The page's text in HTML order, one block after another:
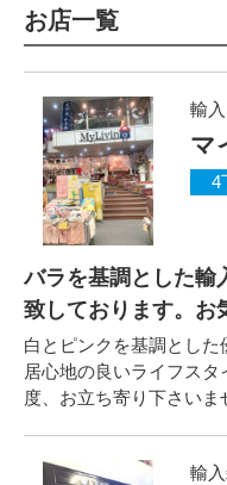
お店一覧
輸
マ
4
バラを基調とした輸
致しております。お
白とピンクを基調とした
居心地の良いライフス
度、お立ち寄り下さいま
輸